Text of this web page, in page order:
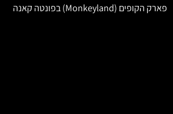
פארק הקופים (Monkeyland) בפונטה קאנה